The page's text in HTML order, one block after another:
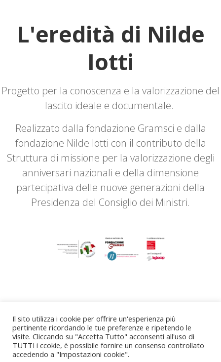
L'eredità di Nilde
Iotti
Progetto per la conoscenza e la valorizzazione del
lascito ideale e documentale.
Realizzato dalla fondazione Gramsci e dalla
fondazione Nilde Iotti con il contributo della
Struttura di missione per la valorizzazione degli
anniversari nazionali e della dimensione
partecipativa delle nuove generazioni della
Presidenza del Consiglio dei Ministri.
Il sito utilizza i cookie per offrire un'esperienza più
pertinente ricordando le tue preferenze e ripetendo le
visite. Cliccando su "Accetta Tutto" acconsenti all'uso di
TUTTI i ccokie, è possibile fornire un consenso controllato
accedendo a "Impostazioni cookie".